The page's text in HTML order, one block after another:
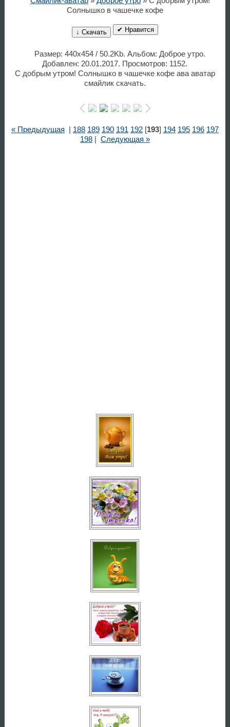
Солнышко в чашечке кофе
↓ Скачать ✔ Нравится
Размер: 440x454 / 50.2Kb. Альбом: Доброе утро.
Добавлен: 20.01.2017. Просмотров: 1152.
С добрым утром! Солнышко в чашечке кофе ава аватар
смайлик скачать.
« Предыдущая 188 189 190 191 192[193] 194 195 196 197
198| Следующая »